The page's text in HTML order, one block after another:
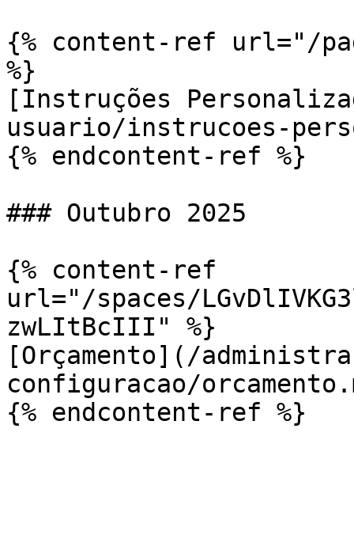
{% content-ref url="/
%}
[Instruções
usuario/instrucoes-
{% endcontent-ref %}
### Outubro 2025
{% content-ref
url="/spaces/
zwLItBcIII" %}
[Orçamento](/
configuracao/